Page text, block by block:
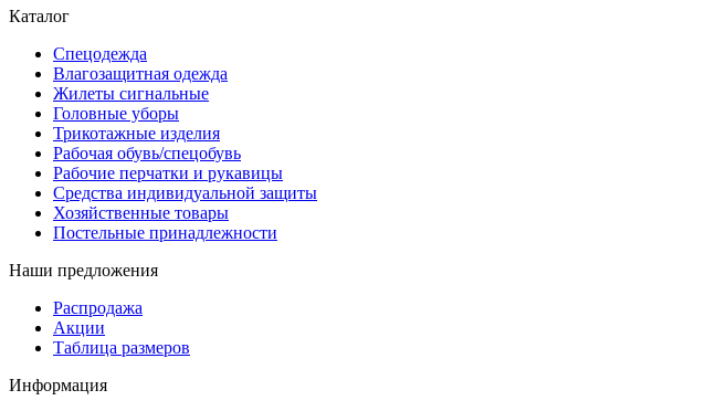
Каталог
Спецодежда
Влагозащитная одежда
Жилеты сигнальные
Головные уборы
Трикотажные изделия
Рабочая обувь/спецобувь
Рабочие перчатки и рукавицы
Средства индивидуальной защиты
Хозяйственные товары
Постельные принадлежности
Наши предложения
Распродажа
Акции
Таблица размеров
Информация